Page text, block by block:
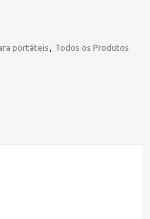
portáteis , Todos os Produtos